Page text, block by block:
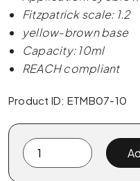
Fitzpatrick scale: 1.2
yellow-brown base
Capacity: 10ml
REACH compliant
Product ID: ETMB07-10
Etalon
Mix